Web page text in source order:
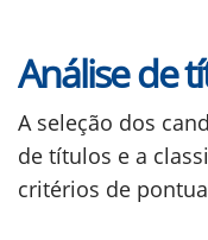
Análise de
A seleção dos
de títulos e a
critérios de